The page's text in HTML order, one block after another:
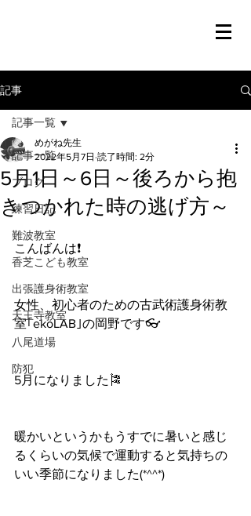
記事
記事一覧
ブログ
練習日記
難波教室
香芝こども教室
出張護身術教室
天王寺教室
八尾道場
防犯
記事一覧
5月1日～6日～後ろから抱
きつかれた時の逃げ方～
めがね先生
2022年5月7日 読了時間: 2分
こんばんは❗️
女性、初心者のための古武術護身術教
室｢ekoLAB｣の岡野です👓
5月になりました🎏
暖かいというかもうすでに暑いと感じ
るくらいの気候で運動すると気持ちの
いい季節になりました(*^^*)